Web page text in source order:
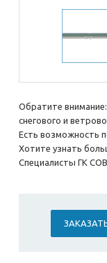
Обратите
снегового и
Есть возможность
Хотите узнать
Специалисты ГК